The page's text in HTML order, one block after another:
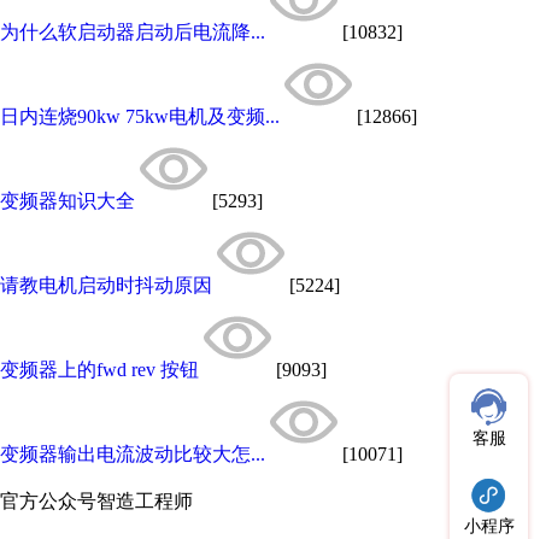
为什么软启动器启动后电流降... [10832]
日内连烧90kw 75kw电机及变频... [12866]
变频器知识大全 [5293]
请教电机启动时抖动原因 [5224]
变频器上的fwd rev 按钮 [9093]
变频器输出电流波动比较大怎... [10071]
官方公众号智造工程师
客服
小程序